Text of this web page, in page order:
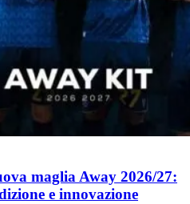
maglia Away 2026/27:
e innovazione